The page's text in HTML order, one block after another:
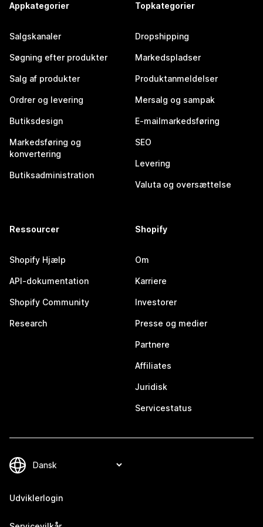
Appkategorier
Salgskanaler
Søgning efter produkter
Salg af produkter
Ordrer og levering
Butiksdesign
Markedsføring og
konvertering
Butiksadministration
Topkategorier
Dropshipping
Markedspladser
Produktanmeldelser
Mersalg og sampak
E-mailmarkedsføring
SEO
Levering
Valuta og oversættelse
Ressourcer
Shopify Hjælp
API-dokumentation
Shopify Community
Research
Shopify
Om
Karriere
Investorer
Presse og medier
Partnere
Affiliates
Juridisk
Servicestatus
Udviklerlogin